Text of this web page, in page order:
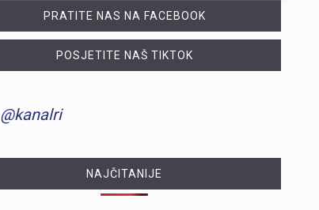
PRATITE NAS NA FACEBOOK
POSJETITE NAŠ TIKTOK
@kanalri
NAJČITANIJE